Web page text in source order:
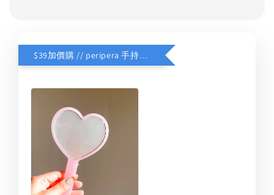
$39加價購 // peripera 手持化妝鏡